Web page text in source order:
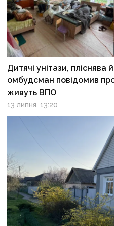
Дитячі унітази, пліснява
омбудсман повідомив
живуть ВПО
13 липня, 13:20